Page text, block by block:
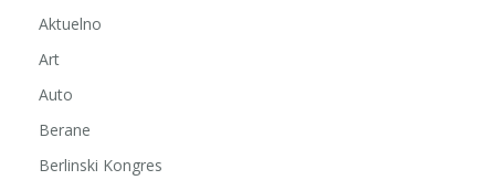
Aktuelno
Art
Auto
Berane
Berlinski Kongres